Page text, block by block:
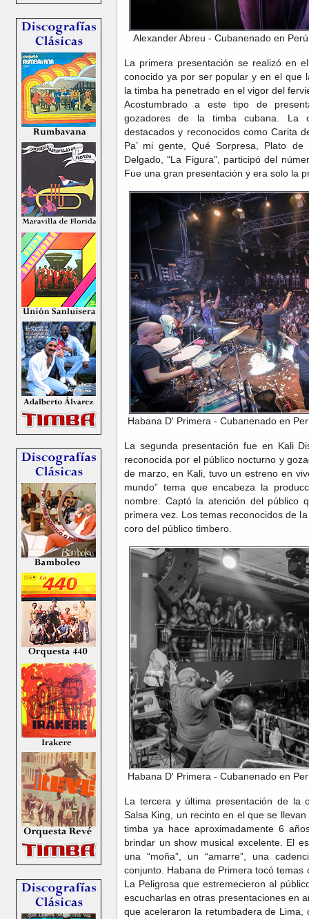
Alexander Abreu - Cubanenado en
La primera presentación se realizó en
conocido ya por ser popular y en el que
la timba ha penetrado en el vigor del
Acostumbrado a este tipo de
gozadores de la timba cubana. La
destacados y reconocidos como Carita
Pa’ mi gente, Qué Sorpresa, Plato
Delgado, “La Figura”, participó del
Fue una gran presentación y era solo la
Habana D' Primera - Cubanenado en
La segunda presentación fue en Kali
reconocida por el público nocturno y
de marzo, en Kali, tuvo un estreno en
mundo” tema que encabeza la
nombre. Captó la atención del público
primera vez. Los temas reconocidos de
coro del público timbero.
Habana D' Primera - Cubanenado en
La tercera y última presentación de la
Salsa King, un recinto en el que se
timba ya hace aproximadamente 6
brindar un show musical excelente. El
una “moña”, un “amarre”, una
conjunto. Habana de Primera tocó
La Peligrosa que estremecieron al
escucharlas en otras presentaciones en
que aceleraron la retumbadera de